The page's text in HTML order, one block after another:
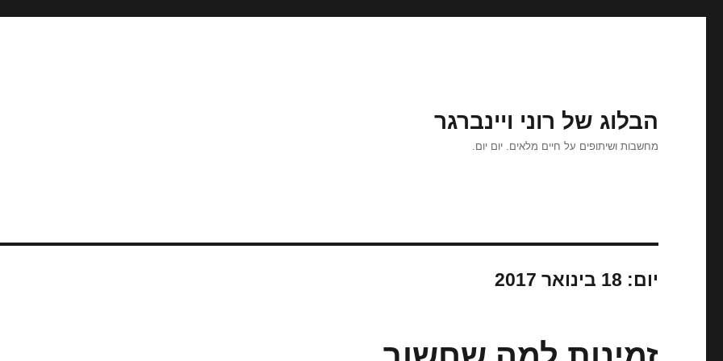
הבלוג של רוני ויינברגר
מחשבות ושיתופים על חיים מלאים. יום יום.
יום: 18 בינואר 2017